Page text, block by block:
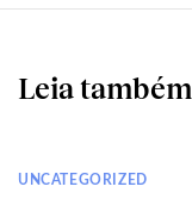
Leia também
UNCATEGORIZED